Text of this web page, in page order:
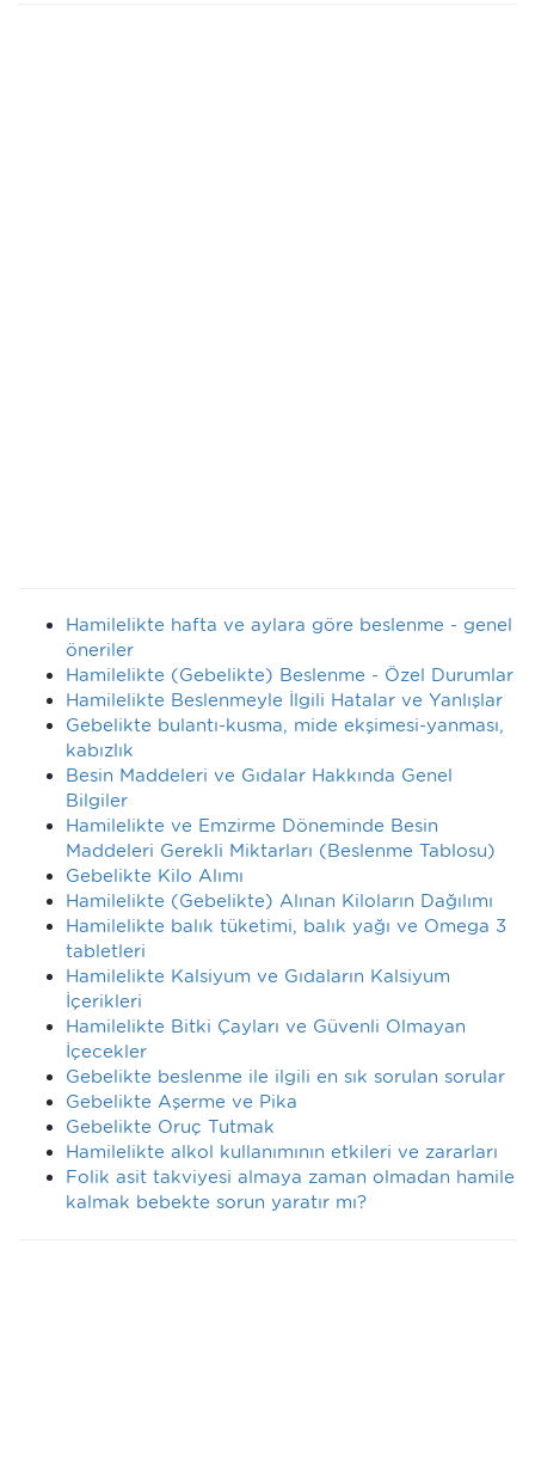
Hamilelikte hafta ve aylara göre beslenme - genel
öneriler
Hamilelikte (Gebelikte) Beslenme - Özel Durumlar
Hamilelikte Beslenmeyle İlgili Hatalar ve Yanlışlar
Gebelikte bulantı-kusma, mide ekşimesi-yanması,
kabızlık
Besin Maddeleri ve Gıdalar Hakkında Genel
Bilgiler
Hamilelikte ve Emzirme Döneminde Besin
Maddeleri Gerekli Miktarları (Beslenme Tablosu)
Gebelikte Kilo Alımı
Hamilelikte (Gebelikte) Alınan Kiloların Dağılımı
Hamilelikte balık tüketimi, balık yağı ve Omega 3
tabletleri
Hamilelikte Kalsiyum ve Gıdaların Kalsiyum
İçerikleri
Hamilelikte Bitki Çayları ve Güvenli Olmayan
İçecekler
Gebelikte beslenme ile ilgili en sık sorulan sorular
Gebelikte Aşerme ve Pika
Gebelikte Oruç Tutmak
Hamilelikte alkol kullanımının etkileri ve zararları
Folik asit takviyesi almaya zaman olmadan hamile
kalmak bebekte sorun yaratır mı?